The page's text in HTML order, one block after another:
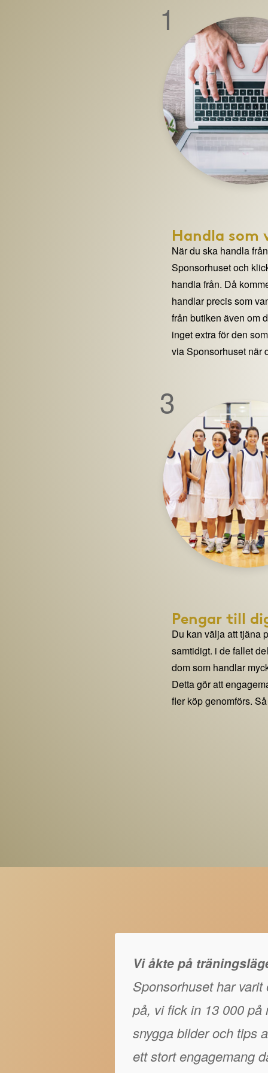
1
Handla som
När du ska handla
Sponsorhuset och
handla från. Då
handlar precis som
från butiken även om
inget extra för den
via Sponsorhuset när
3
Pengar till
Du kan välja att tjäna
samtidigt. i de fallet
dom som handlar
Detta gör att
fler köp genomförs.
Vi åkte på
Sponsorhuset har
på, vi fick in 13 000 på
snygga bilder och tips
ett stort engagemang